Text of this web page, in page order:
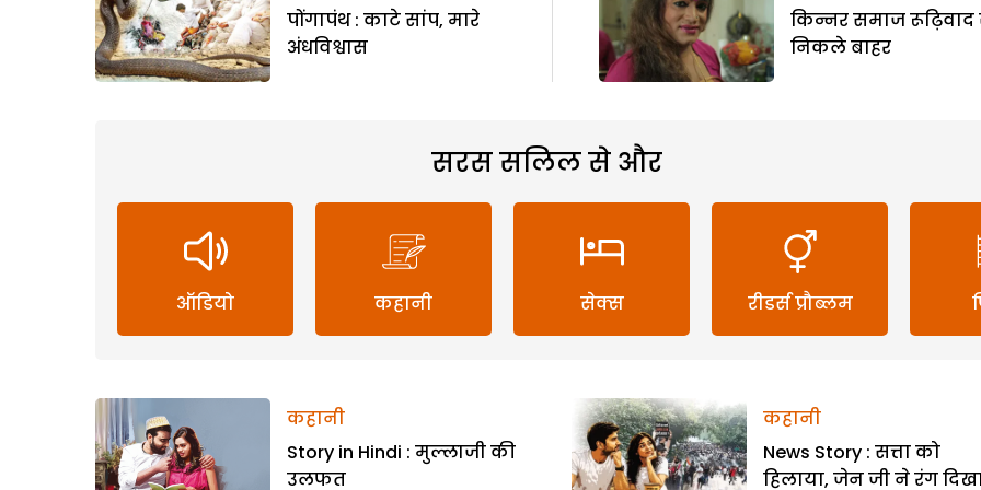
पोंगापंथ : काटे सांप, मारे
अंधविश्वास
किन्नर समाज रूढ़िवाद
निकले बाहर
सरस सलिल से और
ऑडियो कहानी सेक्स रीडर्स प्रौब्लम
कहानी
Story in Hindi : मुल्लाजी की
उलफत
कहानी
News Story : सत्ता को
हिलाया, जेन जी ने रंग